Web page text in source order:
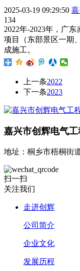
2025-03-19 09:29:50
134
2022年-2023年，广
项目（东部景区一期
成施工。
上一条2022
下一条2023
嘉兴市创辉电气工
地址：桐乡市梧桐街
扫一扫
关注我们
走进创辉
公司简介
企业文化
发展历程